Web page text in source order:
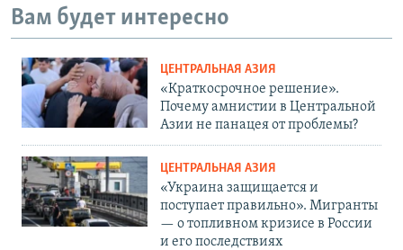
Вам будет интересно
ЦЕНТРАЛЬНАЯ АЗИЯ
«Краткосрочное решение».
Почему амнистии в Центральной
Азии не панацея от проблемы?
ЦЕНТРАЛЬНАЯ АЗИЯ
«Украина защищается и
поступает правильно». Мигранты
— о топливном кризисе в России
и его последствиях